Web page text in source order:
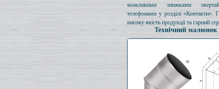
можливими знижками
телефонами у розділі «Контакти».
високу якість продукції та гарний
Технічний малюнок